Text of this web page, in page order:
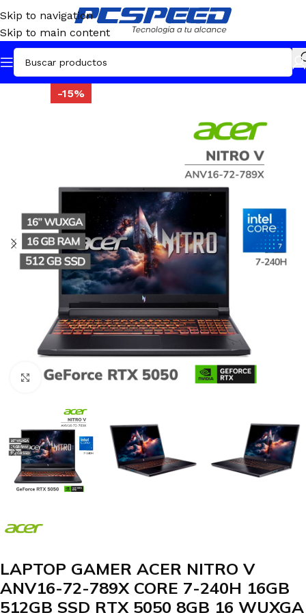
Skip to navigation
Skip to main content
-15%
Clic para agrandar
LAPTOP GAMER ACER NITRO V
ANV16-72-789X CORE 7-240H 16GB
512GB SSD RTX 5050 8GB 16 WUXGA